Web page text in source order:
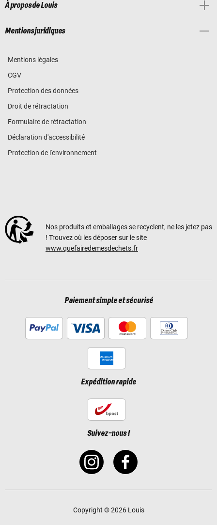
À propos de Louis
Mentions juridiques
Mentions légales
CGV
Protection des données
Droit de rétractation
Formulaire de rétractation
Déclaration d'accessibilité
Protection de l'environnement
Nos produits et emballages se recyclent, ne les jetez pas
! Trouvez où les déposer sur le site
www.quefairedemesdechets.fr
Paiement simple et sécurisé
Expédition rapide
Suivez-nous !
Copyright © 2026 Louis